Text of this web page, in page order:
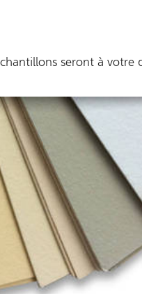
seront à votre